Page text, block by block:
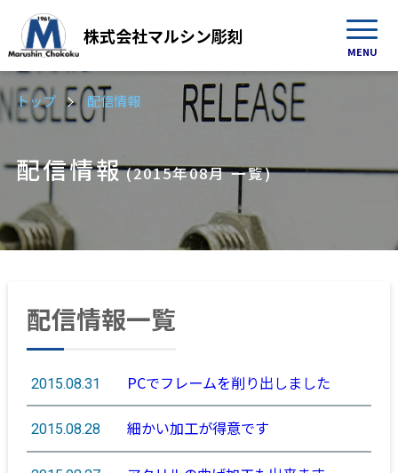
株式会社マルシン彫刻
MENU
トップ 配信情報
配信情報(2015年08月 一覧)
配信情報一覧
2015.08.31 PCでフレームを削り出しました
2015.08.28 細かい加工が得意です